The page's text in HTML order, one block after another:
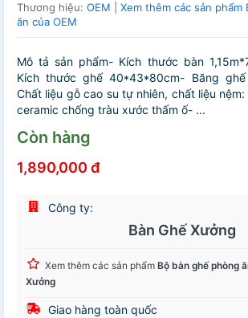
Thương hiệu: OEM
Xem thêm các sản phẩm
ăn của OEM
Mô tả sản phẩm- Kích thước bàn
Kích thước ghế 40*43*80cm- Băng
Chất liệu gỗ cao su tự nhiên, chất liệu
ceramic chống tràu xước thấm ố- ...
Còn hàng
1,890,000 đ
Công ty:
Bàn Ghế Xưởng
Xem thêm các sản phẩm Bộ bàn ghế phòng
Xưởng
Giao hàng toàn quốc